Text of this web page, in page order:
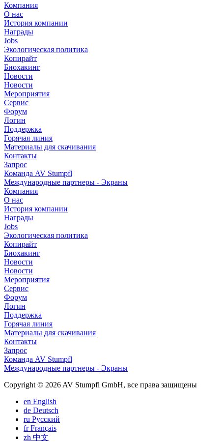
Компания
О нас
История компании
Награды
Jobs
Экологическая политика
Копирайт
Биохакинг
Новости
Новости
Мероприятия
Сервис
Форум
Логин
Поддержка
Горячая линия
Материалы для скачивания
Контакты
Запрос
Команда AV Stumpfl
Международные партнеры - Экраны
Компания
О нас
История компании
Награды
Jobs
Экологическая политика
Копирайт
Биохакинг
Новости
Новости
Мероприятия
Сервис
Форум
Логин
Поддержка
Горячая линия
Материалы для скачивания
Контакты
Запрос
Команда AV Stumpfl
Международные партнеры - Экраны
Copyright © 2026 AV Stumpfl GmbH, все права защищены
en English
de Deutsch
ru Pусский
frFrançais
zh 中文